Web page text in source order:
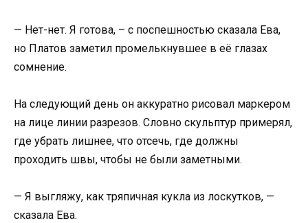
— Нет-нет. Я готова, – с поспешностью сказала Ева,
но Платов заметил промелькнувшее в её глазах
сомнение.
На следующий день он аккуратно рисовал маркером
на лице линии разрезов. Словно скульптур примерял,
где убрать лишнее, что отсечь, где должны
проходить швы, чтобы не были заметными.
— Я выгляжу, как тряпичная кукла из лоскутков, —
сказала Ева.